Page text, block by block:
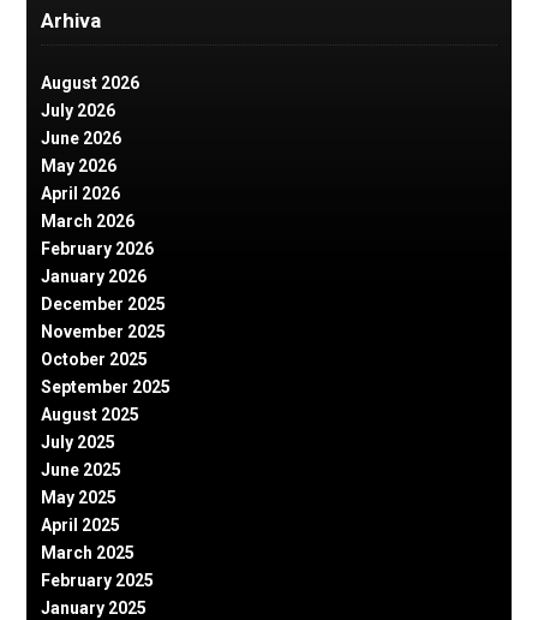
Arhiva
August 2026
July 2026
June 2026
May 2026
April 2026
March 2026
February 2026
January 2026
December 2025
November 2025
October 2025
September 2025
August 2025
July 2025
June 2025
May 2025
April 2025
March 2025
February 2025
January 2025